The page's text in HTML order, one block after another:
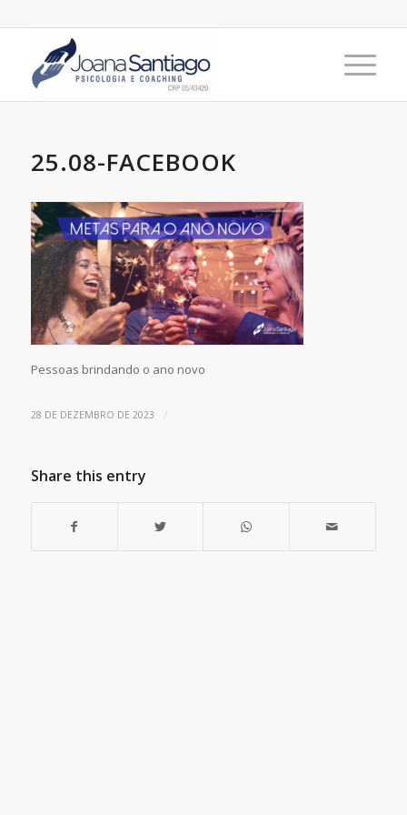
25.08-FACEBOOK
Pessoas brindando o ano novo
28 DE DEZEMBRO DE 2023 /
Share this entry